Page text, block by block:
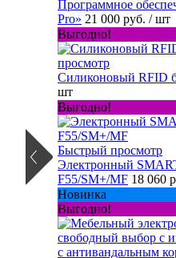
Программное
Pro» 21 000 руб. / шт
Выгодно!
просмотр
Силиконовый RFID
шт
Выгодно!
Быстрый просмотр
Электронный
F55/SM+/MF 18 060
Новинка
Выгодно!